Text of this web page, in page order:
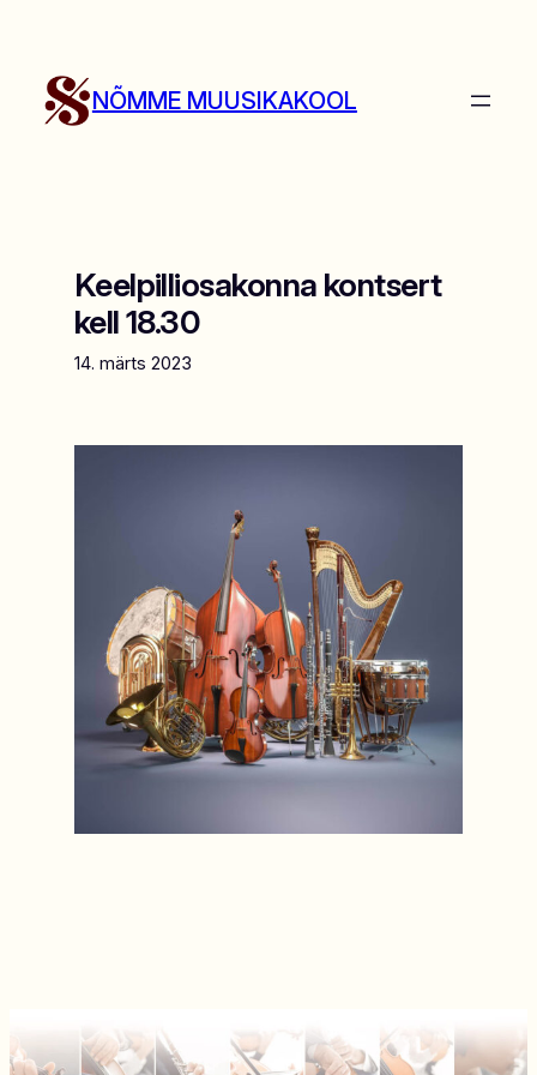
juurde
NÕMME MUUSIKAKOOL
Keelpilliosakonna kontsert
kell 18.30
14. märts 2023